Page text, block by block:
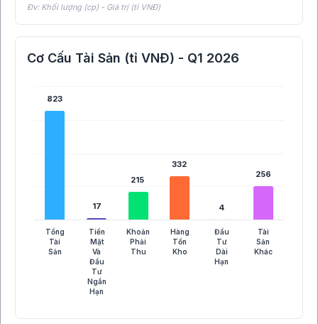
Đv: Khối lượng (cp) - Giá trị (tỉ VNĐ)
Cơ Cấu Tài Sản (tỉ VNĐ) - Q1 2026
823
823
17
17
215
215
332
332
4
4
256
256
Tổng
Tài
Sản
Tiền
Mặt
Và
Đầu
Tư
Ngắn
Hạn
Khoản
Phải
Thu
Hàng
Tồn
Kho
Đầu
Tư
Dài
Hạn
Tài
Sản
Khác